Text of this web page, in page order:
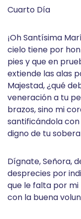
Cuarto Día
¡Oh Santísima
cielo tiene por
pies y que en
extiende las alas
Majestad, ¿qué
veneración a tu
brazos, sino mi
santificándola
digno de tu
Dígnate, Señora,
desprecies por
que le falta por
con la buena